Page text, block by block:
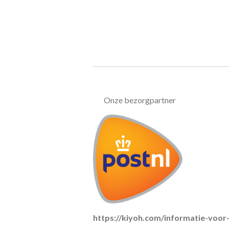
Onze bezorgpartner
https://kiyoh.com/informatie-